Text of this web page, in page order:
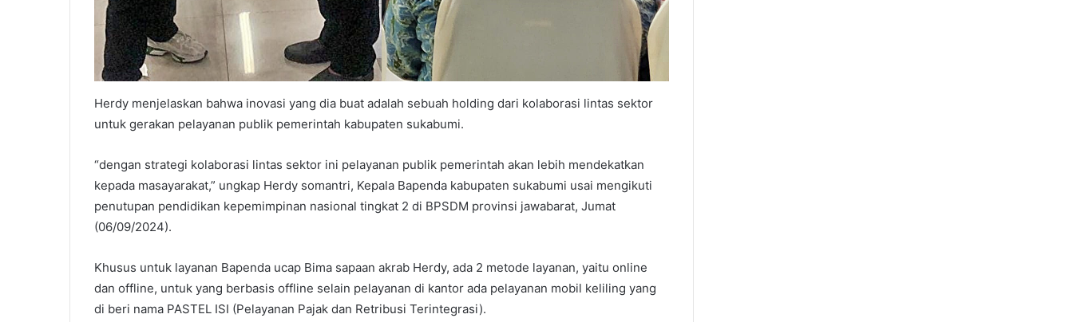
Herdy menjelaskan bahwa inovasi yang dia buat adalah sebuah holding dari kolaborasi lintas sektor
untuk gerakan pelayanan publik pemerintah kabupaten sukabumi.
“dengan strategi kolaborasi lintas sektor ini pelayanan publik pemerintah akan lebih mendekatkan
kepada masayarakat,” ungkap Herdy somantri, Kepala Bapenda kabupaten sukabumi usai mengikuti
penutupan pendidikan kepemimpinan nasional tingkat 2 di BPSDM provinsi jawabarat, Jumat
(06/09/2024).
Khusus untuk layanan Bapenda ucap Bima sapaan akrab Herdy, ada 2 metode layanan, yaitu online
dan offline, untuk yang berbasis offline selain pelayanan di kantor ada pelayanan mobil keliling yang
di beri nama PASTEL ISI (Pelayanan Pajak dan Retribusi Terintegrasi).